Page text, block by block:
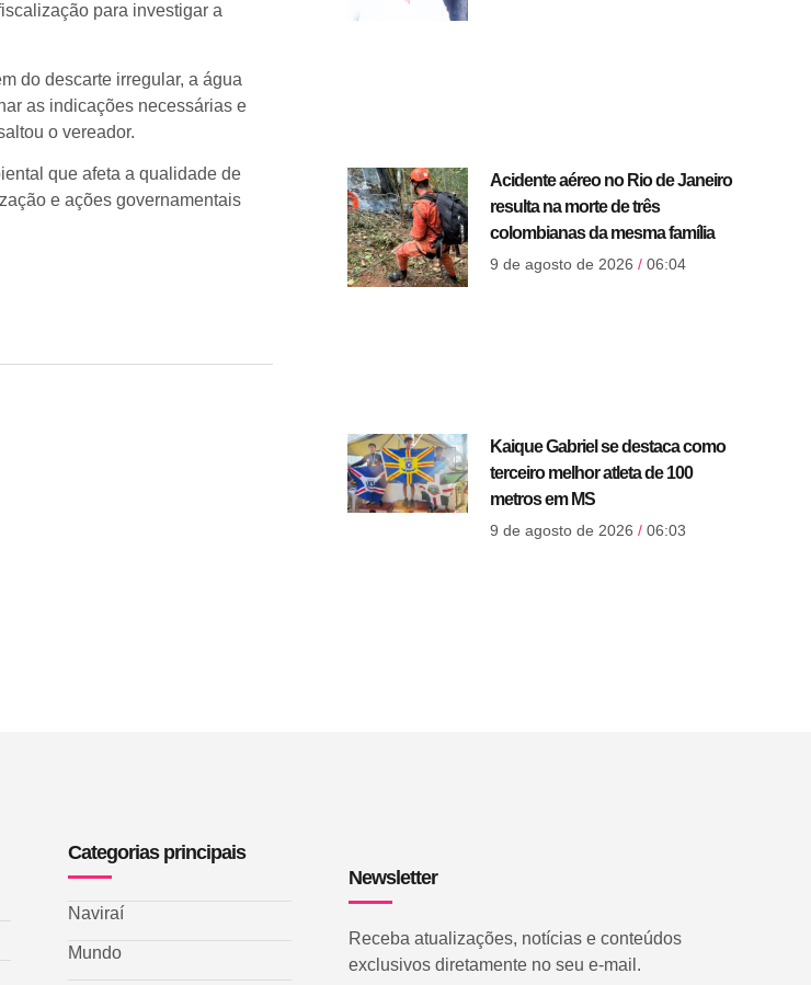
para investigar a
do descarte irregular, a água
as indicações necessárias e
o vereador.
que afeta a qualidade de
e ações governamentais
Acidente aéreo no Rio de Janeiro
resulta na morte de três
colombianas da mesma família
9 de agosto de 2026 06:04
Kaique Gabriel se destaca como
terceiro melhor atleta de 100
metros em MS
9 de agosto de 2026 06:03
Categorias principais
Naviraí
Mundo
Newsletter
Receba atualizações, notícias e conteúdos
exclusivos diretamente no seu e-mail.